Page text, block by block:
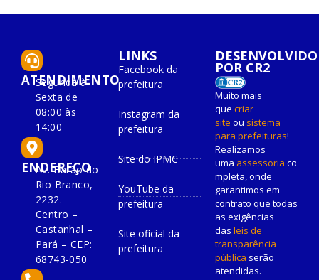
ATENDIMENTO
Segunda à
Sexta de
08:00 às
14:00
ENDEREÇO
Av. Barão do
Rio Branco,
2232.
Centro –
Castanhal –
Pará – CEP:
68743-050
LINKS
Facebook da
prefeitura
Instagram da
prefeitura
Site do IPMC
YouTube da
prefeitura
Site oficial da
prefeitura
DESENVOLVIDO
POR CR2
Muito mais
que criar
site ou sistema
para prefeituras!
Realizamos
uma assessoria co
mpleta, onde
garantimos em
contrato que todas
as exigências
das leis de
transparência
pública serão
atendidas.